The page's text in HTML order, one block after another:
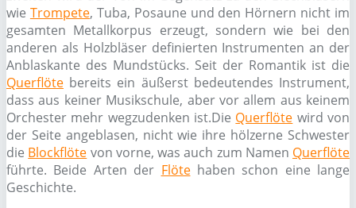
wie Trompete, Tuba, Posaune und den Hörnern nicht im
gesamten Metallkorpus erzeugt, sondern wie bei den
anderen als Holzbläser definierten Instrumenten an der
Anblaskante des Mundstücks. Seit der Romantik ist die
Querflöte bereits ein äußerst bedeutendes Instrument,
dass aus keiner Musikschule, aber vor allem aus keinem
Orchester mehr wegzudenken ist.Die Querflöte wird von
der Seite angeblasen, nicht wie ihre hölzerne Schwester
die Blockflöte von vorne, was auch zum Namen Querflöte
führte. Beide Arten der Flötehaben schon eine lange
Geschichte.